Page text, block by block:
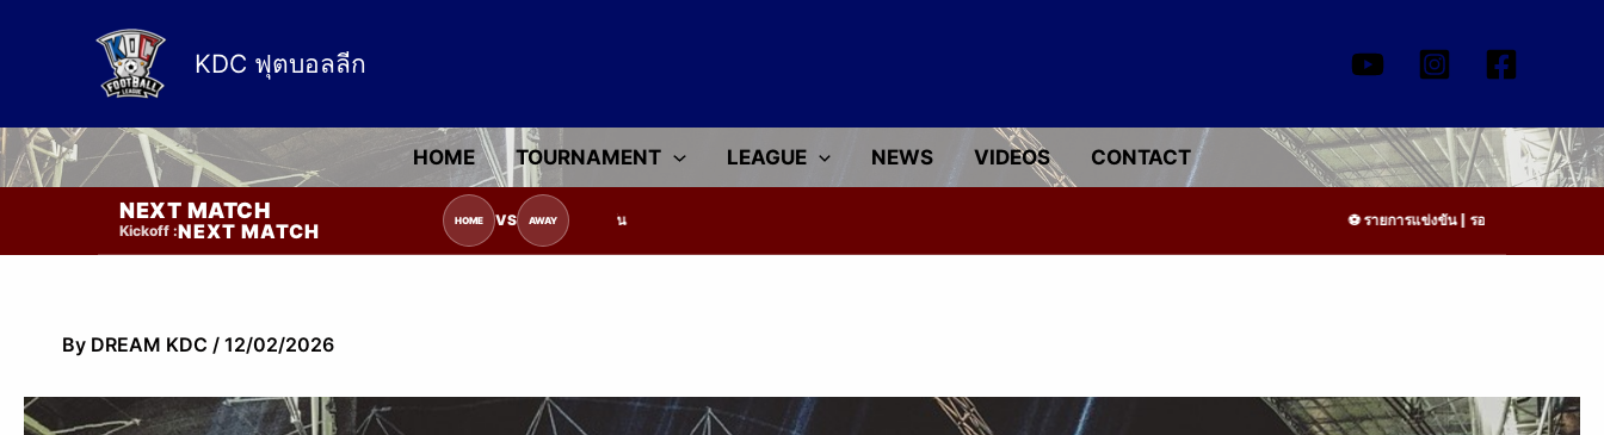
KDC ฟุตบอลลีก
HOME TOURNAMENT LEAGUE NEWS VIDEOS CONTACT
NEXT MATCH
Kickoff :NEXT MATCH HOME VS AWAY
รายการแข่งขัน | รอระบุวันแข่งขัน | รอข้อมูลทีมแข่งขัน รายการแข่งขัน | รอระบุวันแข่งขัน | รอข้
By DREAM KDC / 12/02/2026